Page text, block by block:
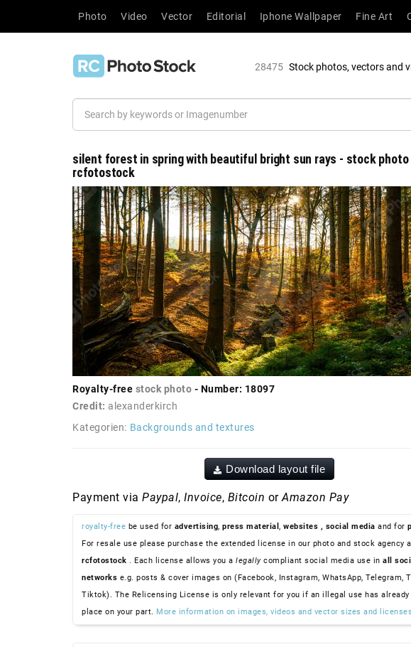
Photo Video Vector Editorial Iphone Wallpaper Fine Art
28475 Stock photos, vectors and
silent forest in spring with beautiful bright sun rays - stock photo
rcfotostock
Royalty-free stock photo - Number: 18097
Credit: alexanderkirch
Kategorien: Backgrounds and textures
Download layout file
Payment via Paypal, Invoice, Bitcoin or Amazon Pay
royalty-free be used for advertising, press material , websites , social media and for
For resale use please purchase the extended license in our photo and stock agency
rcfotostock . Each license allows you a legallycompliant social media use in all
networks e.g. posts & cover images on (Facebook, Instagram, WhatsApp, Telegram,
Tiktok). The Relicensing License is only relevant for you if an illegal use has already
place on your part. More information on images, videos and vector sizes and licenses